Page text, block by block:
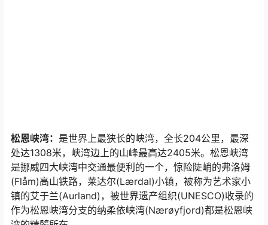
松恩峡湾：是世界上最狭长的峡湾，全长204公里，最深
处达1308米，峡湾边上的山峰最高达2405米。松恩峡湾
是挪威四大峡湾中交通最便利的一个，惊险陡峭的弗洛姆
(Flåm)高山铁路，莱达尔(Lærdal)小镇，被称为艺术家小
镇的艾于兰(Aurland)，被世界遗产组织(UNESCO)收录的
作为松恩峡湾分支的纳柔依峡湾(Nærøyfjord)都是松恩峡